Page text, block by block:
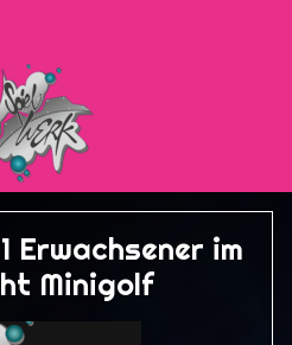
Erwachsener im
Minigolf